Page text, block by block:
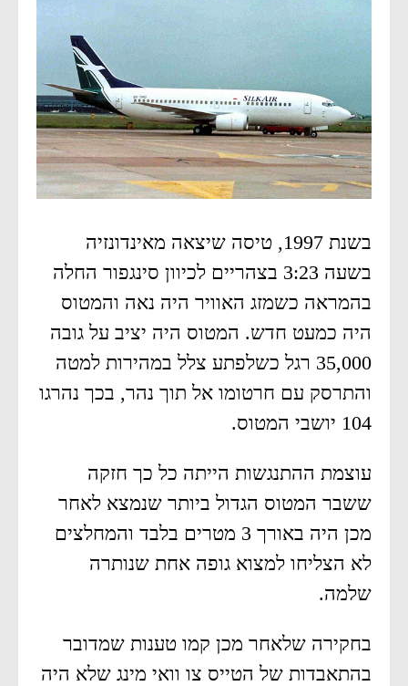
בשנת 1997, טיסה שיצאה מאינדונזיה
בשעה 3:23 בצהריים לכיוון סינגפור החלה
בהמראה כשמזג האוויר היה נאה והמטוס
היה כמעט חדש. המטוס היה יציב על גובה
35,000 רגל כשלפתע צלל במהירות למטה
והתרסק עם חרטומו אל תוך נהר, בכך נהרגו
104 יושבי המטוס.
עוצמת ההתנגשות הייתה כל כך חזקה
ששבר המטוס הגדול ביותר שנמצא לאחר
מכן היה באורך 3 מטרים בלבד והמחלצים
לא הצליחו למצוא גופה אחת שנותרה
שלמה.
בחקירה שלאחר מכן קמו טענות שמדובר
בהתאבדות של הטייס צו וואי מינג שלא היה